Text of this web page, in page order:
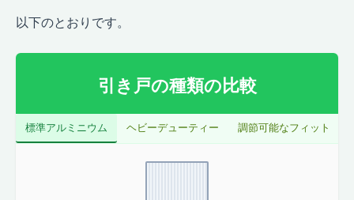
以下のとおりです。
引き戸の種類の比較
標準アルミニウム ヘビーデューティー 調節可能なフィット